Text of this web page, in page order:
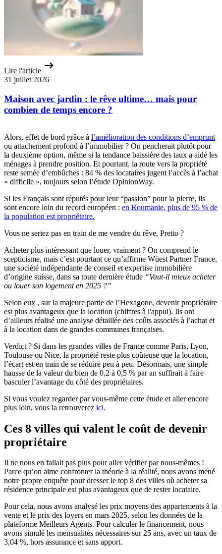
Lire l'article
31 juillet 2026
Maison avec jardin : le rêve ultime… mais pour
combien de temps encore ?
Alors, effet de bord grâce à l’amélioration des conditions d’emprunt
ou attachement profond à l’immobilier ? On pencherait plutôt pour
la deuxième option, même si la tendance baissière des taux a aidé les
ménages à prendre position. Et pourtant, la route vers la propriété
reste semée d’embûches : 84 % des locataires jugent l’accès à l’achat
« difficile », toujours selon l’étude OpinionWay.
Si les Français sont réputés pour leur “passion” pour la pierre, ils
sont encore loin du record européen : en Roumanie, plus de 95 % de
la population est propriétaire.
Vous ne seriez pas en train de me vendre du rêve, Pretto ?
Acheter plus intéressant que louer, vraiment ? On comprend le
scepticisme, mais c’est pourtant ce qu’affirme Wüest Partner France,
une société indépendante de conseil et expertise immobilière
d’origine suisse, dans sa toute dernière étude “Vaut-il mieux acheter
ou louer son logement en 2025 ?”
Selon eux , sur la majeure partie de l’Hexagone, devenir propriétaire
est plus avantageux que la location (chiffres à l'appui). Ils ont
d’ailleurs réalisé une analyse détaillée des coûts associés à l’achat et
à la location dans de grandes communes françaises.
Verdict ? Si dans les grandes villes de France comme Paris, Lyon,
Toulouse ou Nice, la propriété reste plus coûteuse que la location,
l’écart est en train de se réduire peu à peu. Désormais, une simple
hausse de la valeur du bien de 0,2 à 0,5 % par an suffirait à faire
basculer l’avantage du côté des propriétaires.
Si vous voulez regarder par vous-même cette étude et aller encore
plus loin, vous la retrouverez ici.
Ces 8 villes qui valent le coût de devenir
propriétaire
Il ne nous en fallait pas plus pour aller vérifier par nous-mêmes !
Parce qu’on aime confronter la théorie à la réalité, nous avons mené
notre propre enquête pour dresser le top 8 des villes où acheter sa
résidence principale est plus avantageux que de rester locataire.
Pour cela, nous avons analysé les prix moyens des appartements à la
vente et le prix des loyers en mars 2025, selon les données de la
plateforme Meilleurs Agents. Pour calculer le financement, nous
avons simulé les mensualités nécessaires sur 25 ans, avec un taux de
3,04 %, hors assurance et sans apport.